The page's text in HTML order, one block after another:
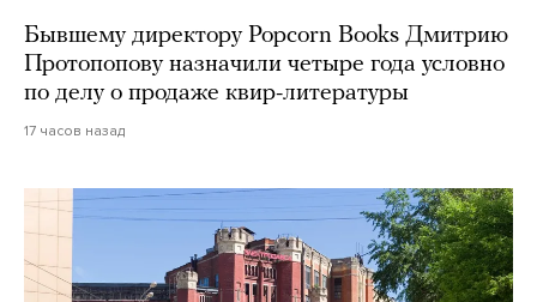
Бывшему директору Popcorn Books Дмитрию
Протопопову назначили четыре года условно
по делу о продаже квир-литературы
17 часов назад